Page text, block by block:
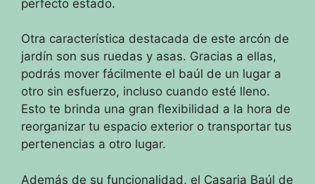
perfecto estado.
Otra característica destacada de este arcón de
jardín son sus ruedas y asas. Gracias a ellas,
podrás mover fácilmente el baúl de un lugar a
otro sin esfuerzo, incluso cuando esté lleno.
Esto te brinda una gran flexibilidad a la hora de
reorganizar tu espacio exterior o transportar tus
pertenencias a otro lugar.
Además de su funcionalidad, el Casaria Baúl de